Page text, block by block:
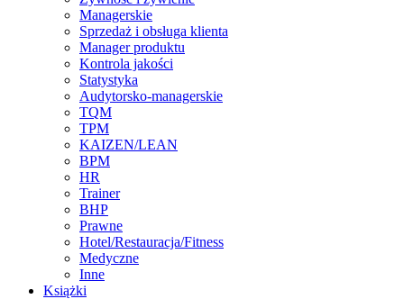
Managerskie
Sprzedaż i obsługa klienta
Manager produktu
Kontrola jakości
Statystyka
Audytorsko-managerskie
TQM
TPM
KAIZEN/LEAN
BPM
HR
Trainer
BHP
Prawne
Hotel/Restauracja/Fitness
Medyczne
Inne
Książki